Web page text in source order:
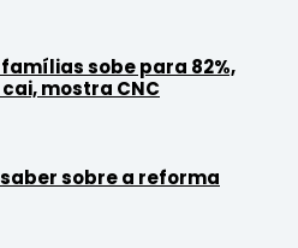
sobe para 82%,
mostra CNC
sobre a reforma